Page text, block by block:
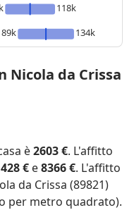
118k
89k
134k
Nicola da Crissa
è2603 €. L'affitto
428 € e8366 €. L'affitto
da Crissa (89821)
per metro quadrato).